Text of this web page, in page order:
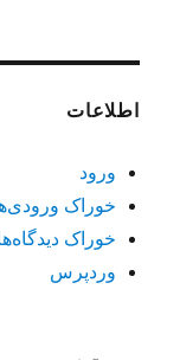
اطلاعات
ورود
خوراک
خوراک
وردپرس